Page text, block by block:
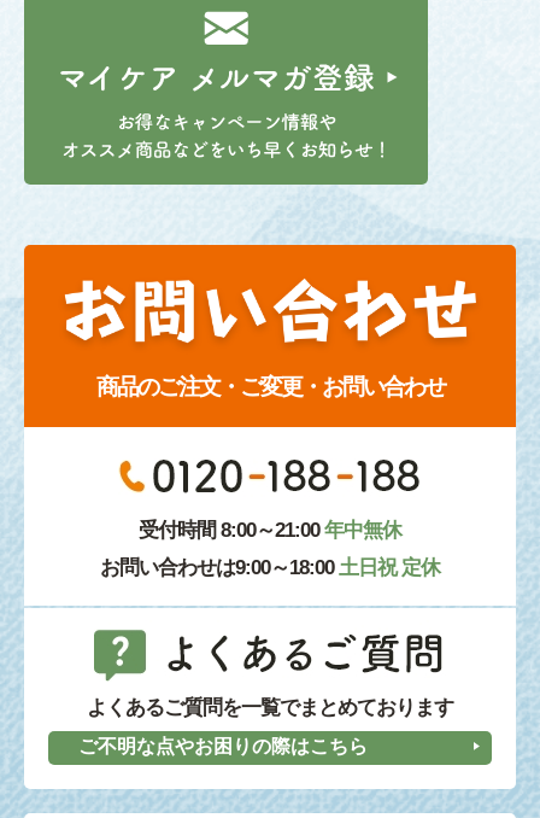
商品のご注文・ご変更・お問い合わせ
受付時間 8:00～21:00年中無休
お問い合わせは9:00～18:00 土日祝 定休
よくあるご質問を一覧でまとめております
ご不明な点やお困りの際はこちら